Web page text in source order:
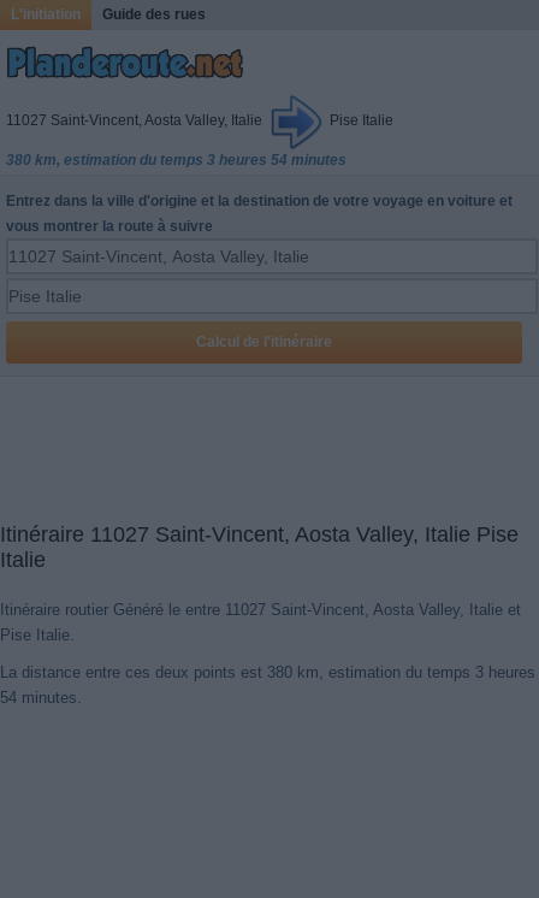
L'initiation Guide des rues
11027 Saint-Vincent, Aosta Valley, Italie Pise Italie
380 km, estimation du temps 3 heures 54 minutes
Entrez dans la ville d'origine et la destination de votre voyage en voiture et
vous montrer la route à suivre
Itinéraire 11027 Saint-Vincent, Aosta Valley, Italie Pise
Italie
Itinéraire routier Généré le entre 11027 Saint-Vincent, Aosta Valley, Italie et
Pise Italie.
La distance entre ces deux points est 380 km, estimation du temps 3 heures
54 minutes.